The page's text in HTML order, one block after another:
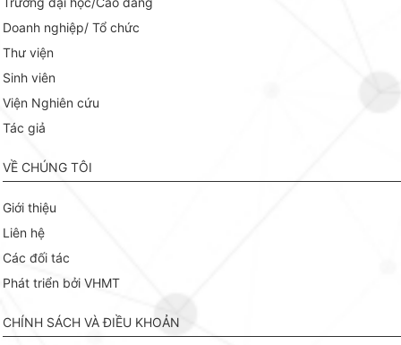
Doanh nghiệp/ Tổ chức
Thư viện
Sinh viên
Viện Nghiên cứu
Tác giả
VỀ CHÚNG TÔI
Giới thiệu
Liên hệ
Các đối tác
Phát triển bởi VHMT
CHÍNH SÁCH VÀ ĐIỀU KHOẢN